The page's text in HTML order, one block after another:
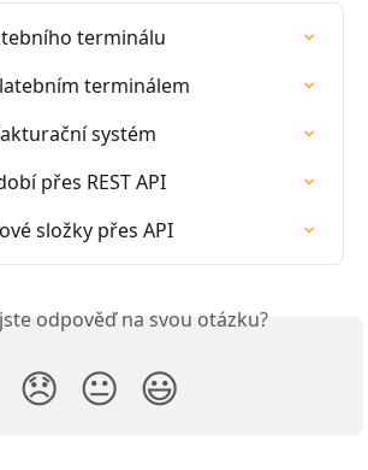
terminálu
terminálem
systém
přes REST API
složky přes API
odpověď na svou otázku?
😞 😐 😃